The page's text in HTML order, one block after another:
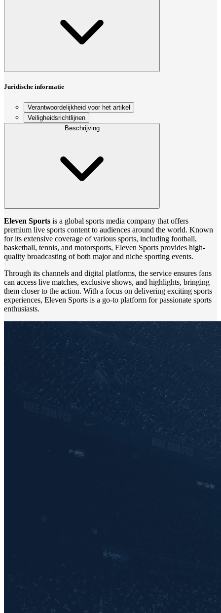
Juridische informatie
Verantwoordelijkheid voor het artikel
Veiligheidsrichtlijnen
Beschrijving
Eleven Sports is a global sports media company that offers
premium live sports content to audiences around the world. Known
for its extensive coverage of various sports, including football,
basketball, tennis, and motorsports, Eleven Sports provides high-
quality broadcasting of both major and niche sporting events.
Through its channels and digital platforms, the service ensures fans
can access live matches, exclusive shows, and highlights, bringing
them closer to the action. With a focus on delivering exciting sports
experiences, Eleven Sports is a go-to platform for passionate sports
enthusiasts.